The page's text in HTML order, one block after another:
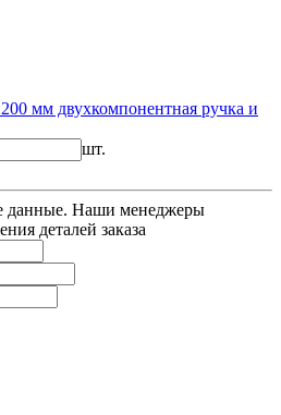
мм двухкомпонентная ручка и
шт.
данные. Наши менеджеры
деталей заказа